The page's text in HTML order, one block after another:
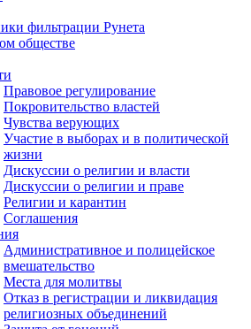
фильтрации Рунета
обществе
Правовое регулирование
Покровительство властей
Чувства верующих
Участие в выборах и в политической
жизни
Дискуссии о религии и власти
Дискуссии о религии и праве
Религии и карантин
Соглашения
Административное и полицейское
вмешательство
Места для молитвы
Отказ в регистрации и ликвидация
религиозных объединений